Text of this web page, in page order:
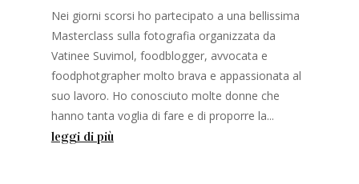
Nei giorni scorsi ho partecipato a una bellissima
Masterclass sulla fotografia organizzata da
Vatinee Suvimol, foodblogger, avvocata e
foodphotgrapher molto brava e appassionata al
suo lavoro. Ho conosciuto molte donne che
hanno tanta voglia di fare e di proporre la...
leggi di più